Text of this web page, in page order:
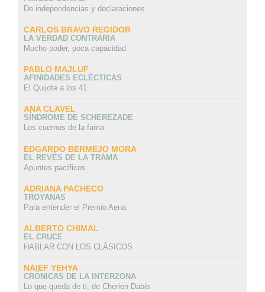
De independencias y declaraciones
CARLOS BRAVO REGIDOR
LA VERDAD CONTRARIA
Mucho poder, poca capacidad
PABLO MAJLUF
AFINIDADES ECLÉCTICAS
El Quijote a los 41
ANA CLAVEL
SÍNDROME DE SCHEREZADE
Los cuernos de la fama
EDGARDO BERMEJO MORA
EL REVÉS DE LA TRAMA
Apuntes pacíficos
ADRIANA PACHECO
TROYANAS
Para entender el Premio Aena
ALBERTO CHIMAL
EL CRUCE
HABLAR CON LOS CLÁSICOS
NAIEF YEHYA
CRÓNICAS DE LA INTERZONA
Lo que queda de ti, de Cherien Dabis